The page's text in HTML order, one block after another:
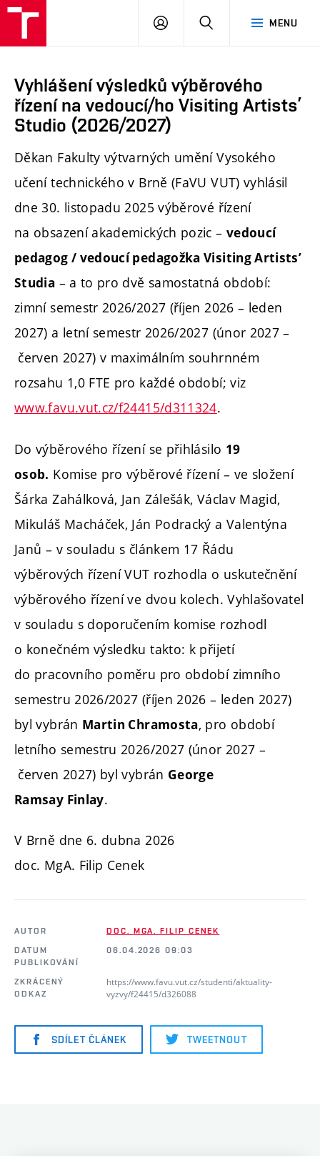
MENU
PŘIHLÁSIT
Vyhlášení výsledků výběrového
řízení na vedoucí/ho Visiting Artists’
Studio (2026/2027)
Děkan Fakulty výtvarných umění Vysokého
učení technického v Brně (FaVU VUT) vyhlásil
dne 30. listopadu 2025 výběrové řízení
na obsazení akademických pozic – vedoucí
pedagog / vedoucí pedagožka Visiting Artists’
Studia – a to pro dvě samostatná období:
zimní semestr 2026/2027 (říjen 2026 – leden
2027) a letní semestr 2026/2027 (únor 2027 –
červen 2027) v maximálním souhrnném
rozsahu 1,0 FTE pro každé období; viz
www.favu.vut.cz/f24415/d311324.
Do výběrového řízení se přihlásilo 19
osob. Komise pro výběrové řízení – ve složení
Šárka Zahálková, Jan Zálešák, Václav Magid,
Mikuláš Macháček, Ján Podracký a Valentýna
Janů – v souladu s článkem 17 Řádu
výběrových řízení VUT rozhodla o uskutečnění
výběrového řízení ve dvou kolech. Vyhlašovatel
v souladu s doporučením komise rozhodl
o konečném výsledku takto: k přijetí
do pracovního poměru pro období zimního
semestru 2026/2027 (říjen 2026 – leden 2027)
byl vybrán Martin Chramosta, pro období
letního semestru 2026/2027 (únor 2027 –
červen 2027) byl vybrán George
Ramsay Finlay.
V Brně dne 6. dubna 2026
doc. MgA. Filip Cenek
AUTOR
DOC. MGA. FILIP CENEK
DATUM
PUBLIKOVÁNÍ
06.04.2026 09:03
ZKRÁCENÝ
ODKAZ
https://www.favu.vut.cz/studenti/aktuality-
vyzvy/f24415/d326088
SDÍLET ČLÁNEK TWEETNOUT